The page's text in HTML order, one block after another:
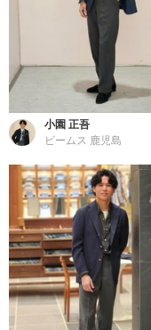
小園 正吾
ビームス 鹿児島